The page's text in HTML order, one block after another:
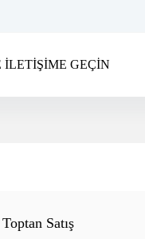
GEÇİN
Satış